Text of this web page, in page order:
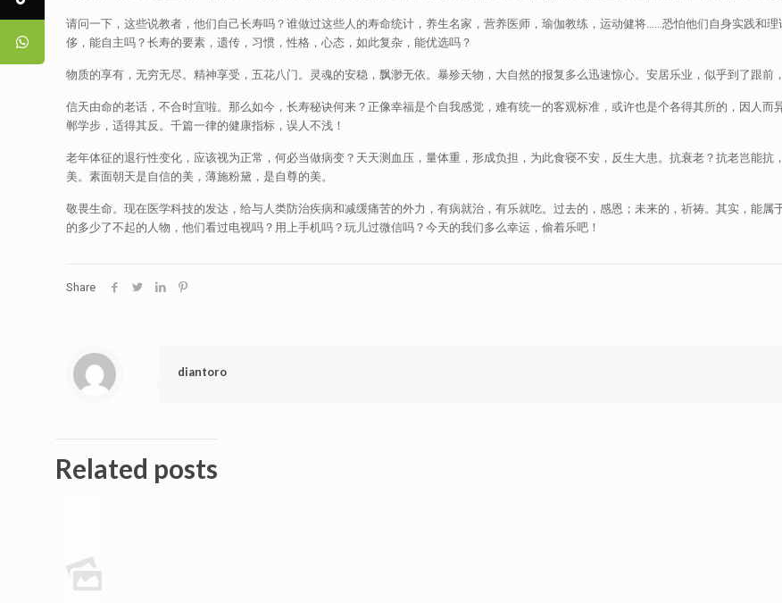
请问一下，这些说教者，他们自己长寿吗？谁做过这些人的寿命统计，养生名家，营养医师，瑜伽教练，运动健将……恐怕他们自身实践和
侈，能自主吗？长寿的要素，遗传，习惯，性格，心态，如此复杂，能优选吗？
物质的享有，无穷无尽。精神享受，五花八门。灵魂的安稳，飘渺无依。暴殄天物，大自然的报复多么迅速惊心。安居乐业，似乎到了跟前
信天由命的老话，不合时宜啦。那么如今，长寿秘诀何来？正像幸福是个自我感觉，难有统一的客观标准，或许也是个各得其所的，因人
郸学步，适得其反。千篇一律的健康指标，误人不浅！
老年体征的退行性变化，应该视为正常，何必当做病变？天天测血压，量体重，形成负担，为此食寝不安，反生大患。抗衰老？抗老岂能
美。素面朝天是自信的美，薄施粉黛，是自尊的美。
敬畏生命。现在医学科技的发达，给与人类防治疾病和减缓痛苦的外力，有病就治，有乐就吃。过去的，感恩；未来的，祈祷。其实，能
的多少了不起的人物，他们看过电视吗？用上手机吗？玩儿过微信吗？今天的我们多么幸运，偷着乐吧！
Share
diantoro
Related posts